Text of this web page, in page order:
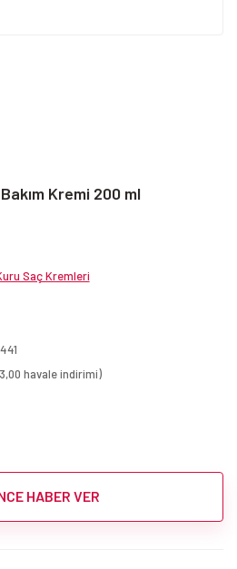
Kremi 200 ml
Saç Kremleri
havale indirimi)
HABER VER